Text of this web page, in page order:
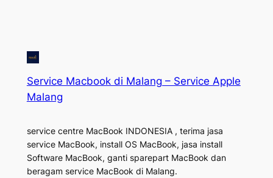
Service Macbook di Malang – Service Apple
Malang
service centre MacBook INDONESIA , terima jasa
service MacBook, install OS MacBook, jasa install
Software MacBook, ganti sparepart MacBook dan
beragam service MacBook di Malang.